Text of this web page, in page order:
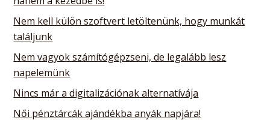
Nem kell külön szoftvert letöltenünk, hogy munkát
találjunk
Nem vagyok számítógépzseni, de legalább lesz
napelemünk
Nincs már a digitalizációnak alternatívája
Női pénztárcák ajándékba anyák napjára!